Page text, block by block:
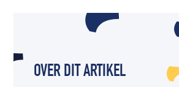
OVER DIT ARTIKEL